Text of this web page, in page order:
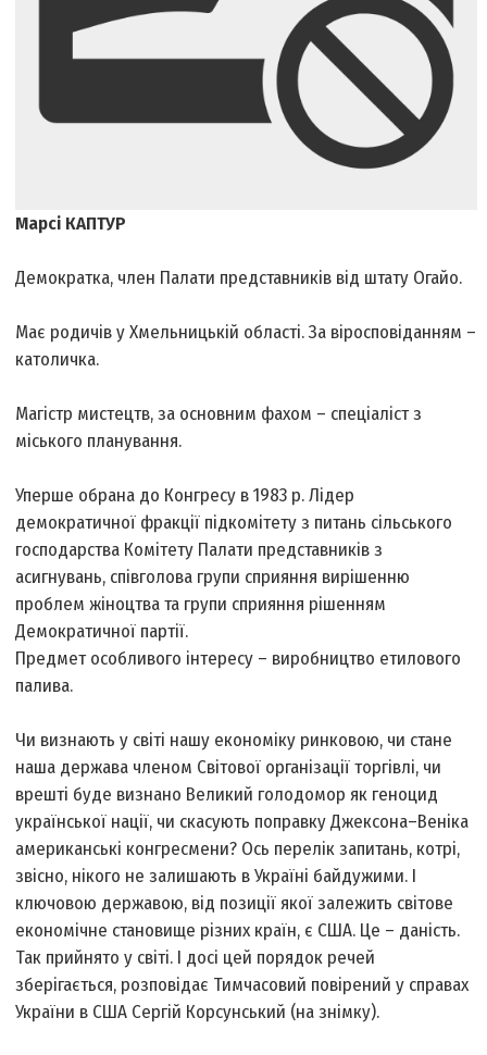
Марсі КАПТУР
Демократка, член Палати представників від штату Огайо.
Має родичів у Хмельницькій області. За віросповіданням –
католичка.
Магістр мистецтв, за основним фахом – спеціаліст з
міського планування.
Уперше обрана до Конгресу в 1983 р. Лідер
демократичної фракції підкомітету з питань сільського
господарства Комітету Палати представників з
асигнувань, співголова групи сприяння вирішенню
проблем жіноцтва та групи сприяння рішенням
Демократичної партії.
Предмет особливого інтересу – виробництво етилового
палива.
Чи визнають у світі нашу економіку ринковою, чи стане
наша держава членом Світової організації торгівлі, чи
врешті буде визнано Великий голодомор як геноцид
української нації, чи скасують поправку Джексона–Веніка
американські конгресмени? Ось перелік запитань, котрі,
звісно, нікого не залишають в Україні байдужими. І
ключовою державою, від позиції якої залежить світове
економічне становище різних країн, є США. Це – даність.
Так прийнято у світі. І досі цей порядок речей
зберігається, розповідає Тимчасовий повірений у справах
України в США Сергій Корсунський (на знімку).